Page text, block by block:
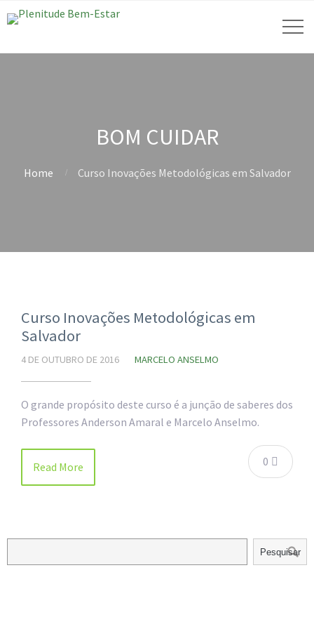
BOM CUIDAR
Home Curso Inovações Metodológicas em Salvador
Curso Inovações Metodológicas em
Salvador
4 DE OUTUBRO DE 2016 MARCELO ANSELMO
O grande propósito deste curso é a junção de saberes dos
Professores Anderson Amaral e Marcelo Anselmo.
0
Read More
Pesquisar